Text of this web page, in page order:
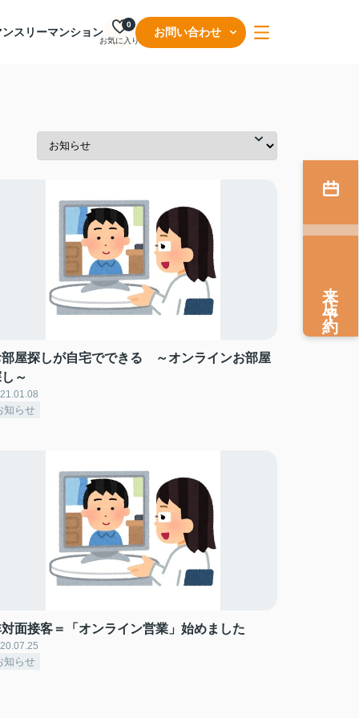
ンスリーマンション
お気に入り
0
お問い合わせ
屋探しが自宅でできる ～オンラインお部屋
～
知らせ
面接客＝「オンライン営業」始めました
知らせ
来店予約